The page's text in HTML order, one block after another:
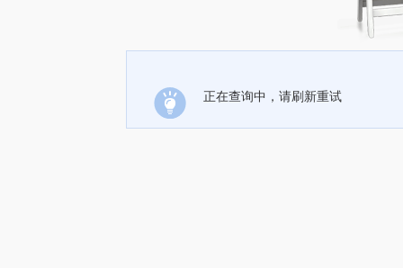
正在查询中，请刷新重试